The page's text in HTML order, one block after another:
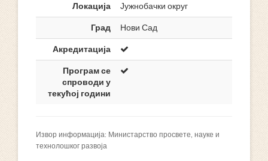
Локација
Јужнобачки округ
Град
Нови Сад
Акредитација
Програм се
спроводи у
текућој години
Извор информација: Министарство просвете, науке и
технолошког развоја